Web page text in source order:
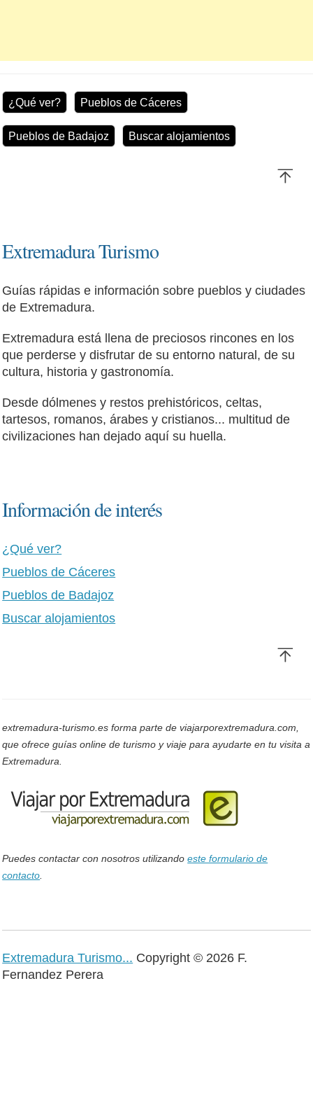
¿Qué ver? Pueblos de Cáceres
Pueblos de Badajoz Buscar alojamientos
Extremadura Turismo
Guías rápidas e información sobre pueblos y ciudades
de Extremadura.
Extremadura está llena de preciosos rincones en los
que perderse y disfrutar de su entorno natural, de su
cultura, historia y gastronomía.
Desde dólmenes y restos prehistóricos, celtas,
tartesos, romanos, árabes y cristianos... multitud de
civilizaciones han dejado aquí su huella.
Información de interés
¿Qué ver?
Pueblos de Cáceres
Pueblos de Badajoz
Buscar alojamientos
extremadura-turismo.es forma parte de viajarporextremadura.com,
que ofrece guías online de turismo y viaje para ayudarte en tu visita a
Extremadura.
Puedes contactar con nosotros utilizandoeste formulario de
contacto
Extremadura Turismo... Copyright © 2026 F.
Fernandez Perera